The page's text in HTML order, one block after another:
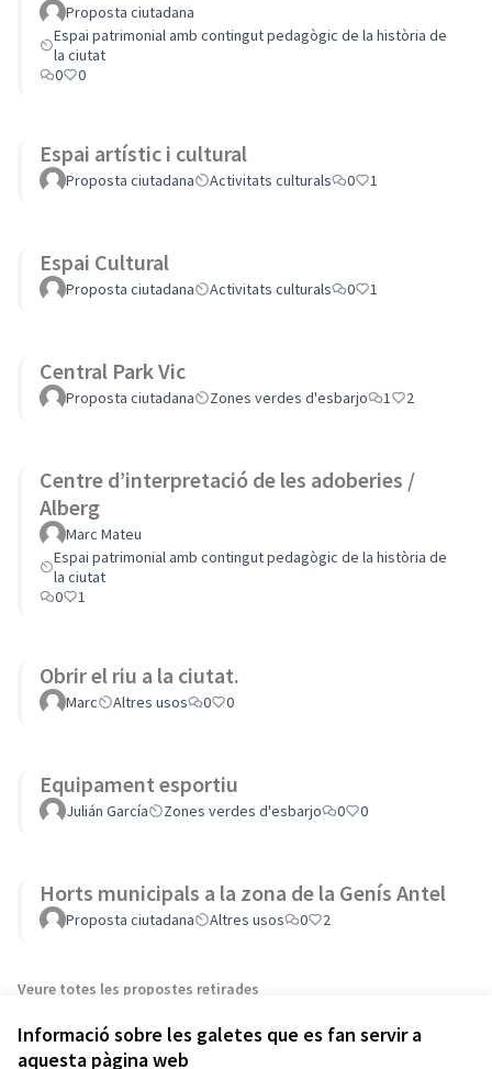
Informació sobre les galetes que es fan servir a
aquesta pàgina web
Proposta ciutadana
Espai patrimonial amb contingut pedagògic de la història de
la ciutat
0
0
Espai artístic i cultural
Proposta ciutadana Activitats culturals 0 1
Espai Cultural
Proposta ciutadana Activitats culturals 0 1
Central Park Vic
Proposta ciutadana Zones verdes d'esbarjo 1 2
Centre d’interpretació de les adoberies /
Alberg
Marc Mateu
Espai patrimonial amb contingut pedagògic de la història de
la ciutat
0
1
Obrir el riu a la ciutat.
Marc Altres usos 0 0
Equipament esportiu
Julián García Zones verdes d'esbarjo 0 0
Horts municipals a la zona de la Genís Antel
Proposta ciutadana Altres usos 0 2
Veure totes les propostes retirades
Termes i condicions d'ús